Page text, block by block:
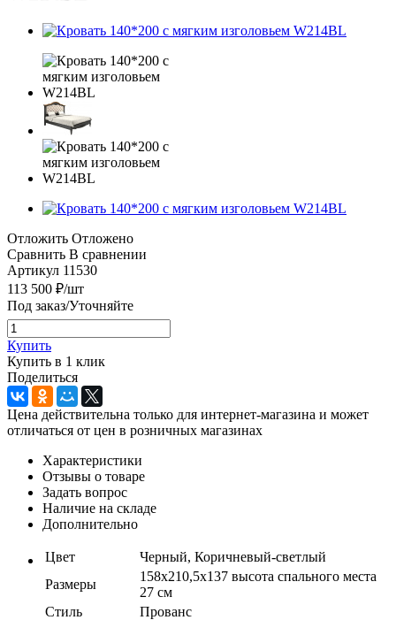
Отложить Отложено
Сравнить В сравнении
Артикул 11530
113 500 ₽/шт
Под заказ/Уточняйте
Купить
Купить в 1 клик
Поделиться
Цена действительна только для интернет-магазина и может
отличаться от цен в розничных магазинах
Характеристики
Отзывы о товаре
Задать вопрос
Наличие на складе
Дополнительно
Цвет
Черный, Коричневый-светлый
Размеры
158х210,5х137 высота спального места
27 см
Стиль
Прованс